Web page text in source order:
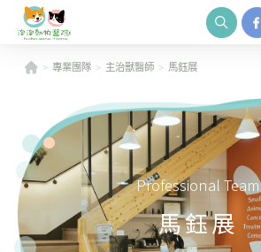
專業團隊 主治獸醫師 馬鈺展
Professional Team
馬鈺展